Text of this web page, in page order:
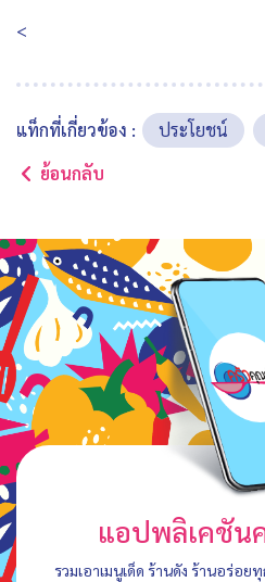
<
แท็กที่เกี่ยวข้อง : ประโยชน์
ย้อนกลับ
แอปพลิเคชัน
รวมเอาเมนูเด็ด ร้านดัง ร้านอร่อ